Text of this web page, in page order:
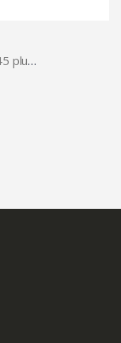
NaviaTec CAT5e shielded RJ45 plug for round cable incl strain relief plug black 10pc